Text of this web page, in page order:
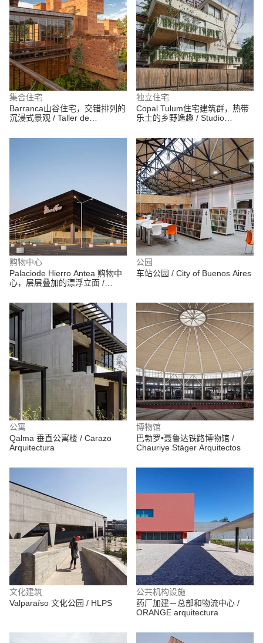
集合住宅
Barranca山谷住宅，交错排列的
沉浸式景观 / Taller de
+ Iván Ramírez
独立住宅
Copal Tulum住宅建筑群，热带
乐土的乡野逸趣 / Studio
购物中心
Palaciode Hierro Antea 购物中
心，层层叠加的漂浮立面 /
公园
车站公园 / City of Buenos Aires
公寓
Qalma 垂直公寓楼 / Carazo
Arquitectura
博物馆
巴勃罗•聂鲁达铁路博物馆 /
Chauriye Stäger Arquitectos
文化建筑
Valparaíso 文化公园 / HLPS
公共机构设施
药厂加建－总部和物流中心 /
ORANGE arquitectura